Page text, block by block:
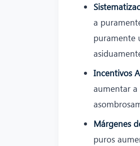
a
puramente
Incentivos
aumentar a
Márgenes
puros